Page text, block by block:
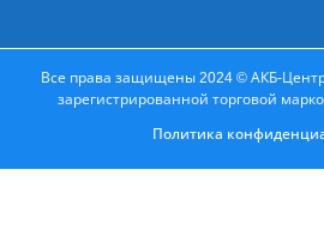
Все права защищены 2024 © АКБ-
зарегистрированной торговой
Политика